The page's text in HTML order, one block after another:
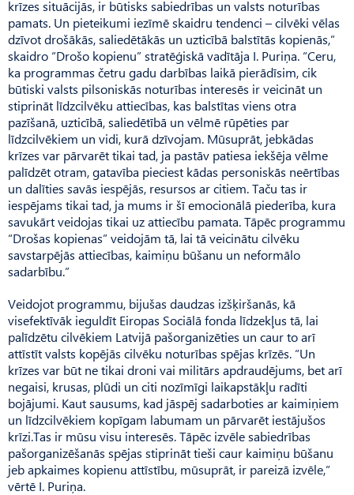
krīzes situācijās, ir būtisks sabiedrības un valsts noturības
pamats. Un pieteikumi iezīmē skaidru tendenci – cilvēki vēlas
dzīvot drošākās, saliedētākās un uzticībā balstītās kopienās,”
skaidro “Dro­šo kopienu” stratēģiskā vadītāja I. Puriņa. “Ceru,
ka programmas četru gadu darbības laikā pierādīsim, cik
būtiski valsts pilsoniskās noturības interesēs ir veicināt un
stiprināt līdzcilvēku attiecības, kas balstītas viens otra
pazīšanā, uzticībā, saliedētībā un vēlmē rūpēties par
līdzcilvēkiem un vidi, kurā dzīvojam. Mūsuprāt, jebkādas
krīzes var pārvarēt tikai tad, ja pastāv patiesa iekšēja vēlme
palīdzēt otram, gatavība pieciest kādas personiskās neērtības
un dalīties savās iespējās, resursos ar citiem. Taču tas ir
iespējams tikai tad, ja mums ir šī emocionālā piederība, kura
savukārt veidojas tikai uz attiecību pamata. Tāpēc programmu
“Drošas kopienas” veidojām tā, lai tā veicinātu cilvēku
savstarpējās attiecības, kaimiņu būšanu un neformālo
sadarbību.”
Veidojot programmu, bijušas daudzas izšķiršanās, kā
visefektīvāk ieguldīt Eiropas Sociālā fonda līdzekļus tā, lai
palīdzētu cilvēkiem Latvijā paš­organizēties un caur to arī
attīstīt valsts kopējās cilvēku noturības spējas krīzēs. “Un
krīzes var būt ne tikai droni vai militārs apdraudējums, bet arī
negaisi, krusas, plūdi un citi nozīmīgi laikapstākļu radīti
bojājumi. Kaut sausums, kad jāspēj sadarboties ar kaimiņiem
un līdzcilvēkiem kopīgam labumam un pārvarēt iestājušos
krīzi.Tas ir mūsu visu interesēs. Tāpēc izvēle sabiedrības
pašorganizēšanās spējas stiprināt tieši caur kaimiņu būšanu
jeb apkaimes kopienu attīstību, mūsuprāt, ir pareizā izvēle,”
vērtē I. Puriņa.